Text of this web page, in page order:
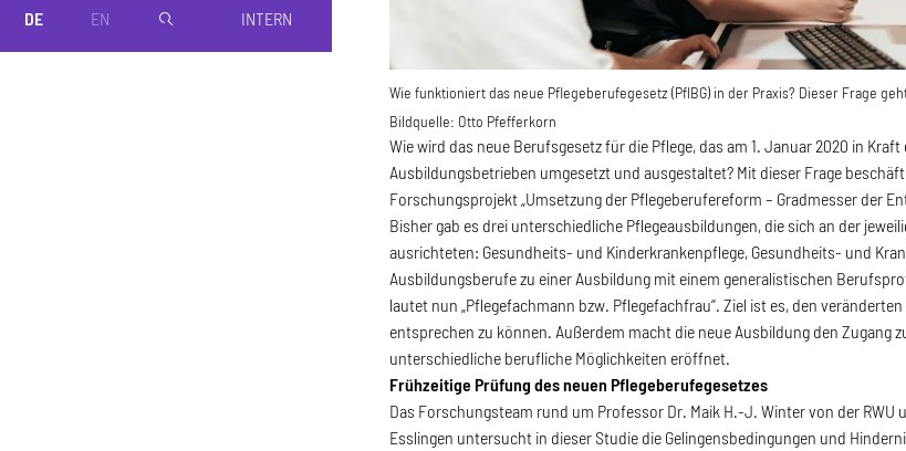
DE EN magnifier INTERN
Wie funktioniert das neue Pflegeberufegesetz (PfIBG) in der Praxis? Dieser Frage
Bildquelle: Otto Pfefferkorn
Wie wird das neue Berufsgesetz für die Pflege, das am 1. Januar 2020 in
Ausbildungsbetrieben umgesetzt und ausgestaltet? Mit dieser Frage
Forschungsprojekt „Umsetzung der Pflegeberufereform – Gradmesser der
Bisher gab es drei unterschiedliche Pflegeausbildungen, die sich an der
ausrichteten: Gesundheits- und Kinderkrankenpflege, Gesundheits- und
Ausbildungsberufe zu einer Ausbildung mit einem generalistischen
lautet nun „Pflegefachmann bzw. Pflegefachfrau“. Ziel ist es, den
entsprechen zu können. Außerdem macht die neue Ausbildung den Zugang
unterschiedliche berufliche Möglichkeiten eröffnet.
Frühzeitige Prüfung des neuen Pflegeberufegesetzes
Das Forschungsteam rund um Professor Dr. Maik H.-J. Winter von der
Esslingen untersucht in dieser Studie die Gelingensbedingungen und